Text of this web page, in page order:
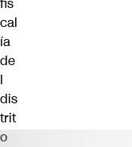
cal
ía
de
l
dis
trit
o